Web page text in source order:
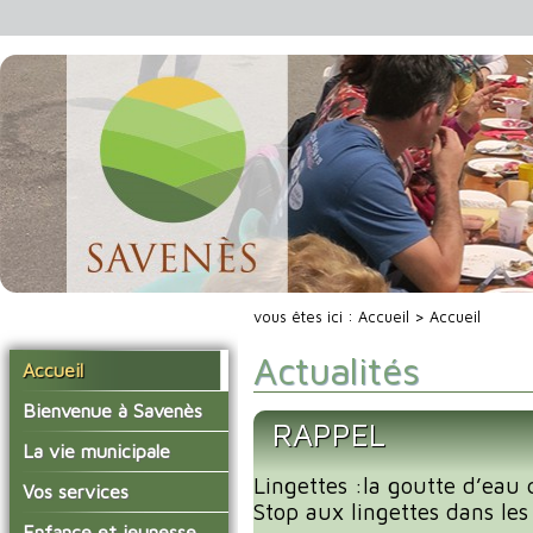
Accueil
Bienvenue à Savenès
Situer Savenès
Savenès en chiffre
L'histoire du village
La vie municipale
Vos élus
Les compte-rendus du
Vos services
La mairie
vous êtes ici : Accueil > Accueil
Actualités
RAPPEL
Lingettes :la goutte
Stop aux lingettes dans